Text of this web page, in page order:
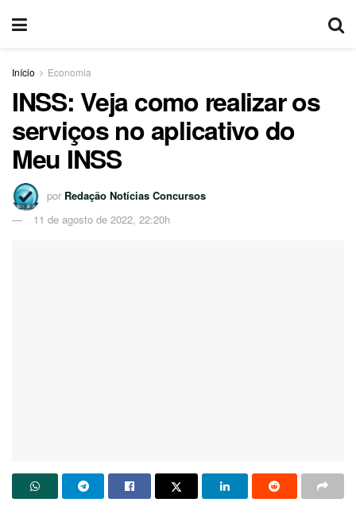
Início Economia
INSS: Veja como realizar os
serviços no aplicativo do
Meu INSS
por Redação Notícias Concursos
11 de agosto de 2022, 22:20h